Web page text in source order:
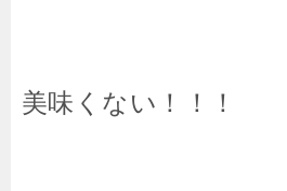
美味くない！！！